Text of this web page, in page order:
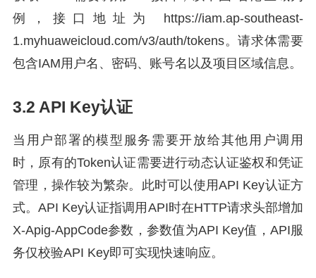
例，接口地址为 https://iam.ap-southeast-
1.myhuaweicloud.com/v3/auth/tokens。请求体需要
包含IAM用户名、密码、账号名以及项目区域信息。
3.2 API Key认证
当用户部署的模型服务需要开放给其他用户调用
时，原有的Token认证需要进行动态认证鉴权和凭证
管理，操作较为繁杂。此时可以使用API Key认证方
式。API Key认证指调用API时在HTTP请求头部增加
X-Apig-AppCode参数，参数值为API Key值，API服
务仅校验API Key即可实现快速响应。